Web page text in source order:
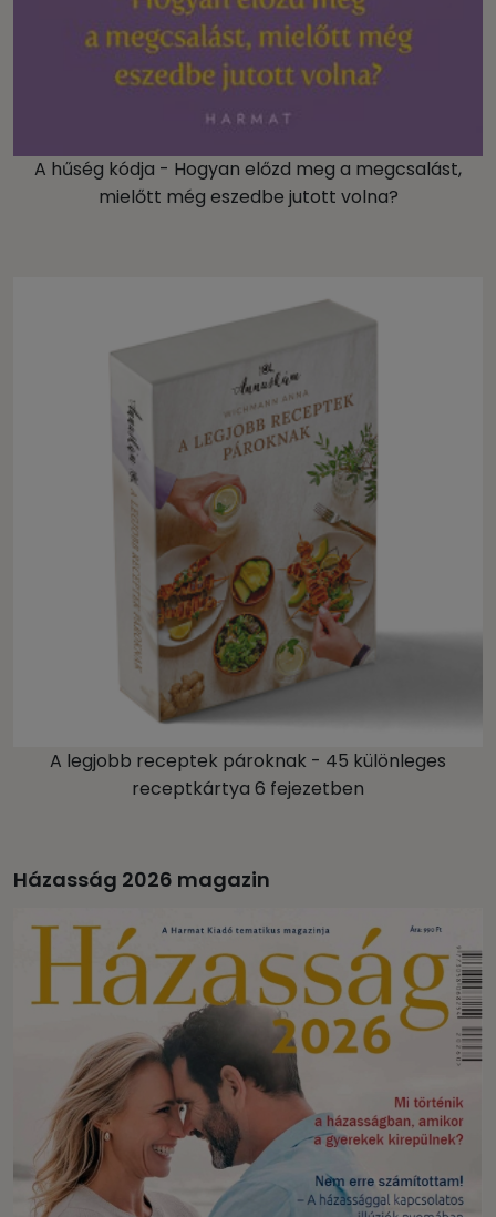
A hűség kódja - Hogyan előzd meg a megcsalást,
mielőtt még eszedbe jutott volna?
A legjobb receptek pároknak - 45 különleges
receptkártya 6 fejezetben
Házasság 2026 magazin